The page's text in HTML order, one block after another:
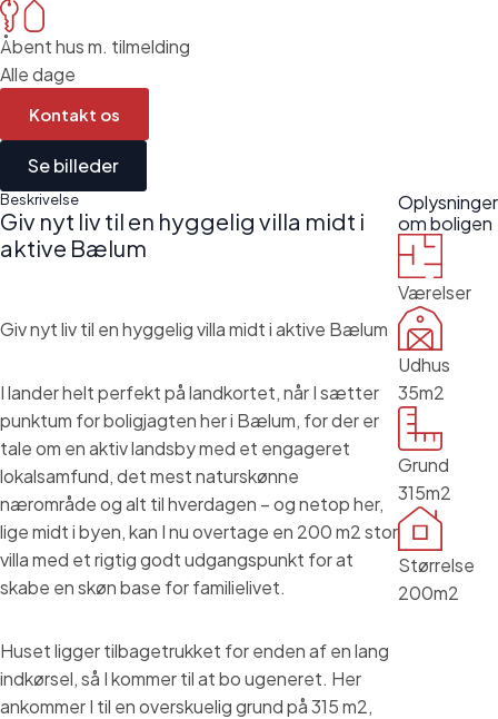
Åbent hus m. tilmelding
Alle dage
Kontakt os
Se billeder
Beskrivelse
Giv nyt liv til en hyggelig villa midt i
aktive Bælum
Giv nyt liv til en hyggelig villa midt i aktive Bælum
I lander helt perfekt på landkortet, når I sætter
punktum for boligjagten her i Bælum, for der er
tale om en aktiv landsby med et engageret
lokalsamfund, det mest naturskønne
nærområde og alt til hverdagen – og netop her,
lige midt i byen, kan I nu overtage en 200 m2 stor
villa med et rigtig godt udgangspunkt for at
skabe en skøn base for familielivet.
Huset ligger tilbagetrukket for enden af en lang
indkørsel, så I kommer til at bo ugeneret. Her
ankommer I til en overskuelig grund på 315 m2,
Oplysninger
om boligen
Værelser
Udhus
35m2
Grund
315m2
Størrelse
200m2